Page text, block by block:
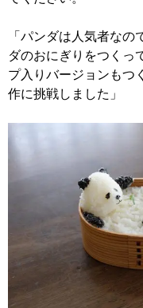
「パンダは人気者な
ダのおにぎりをつくっ
プ入りバージョンもつ
作に挑戦しました」